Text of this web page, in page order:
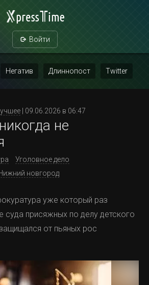
Войти
Негатив Длиннопост Twitter
| 09.06.2026 в 06:47
не
Уголовное дело
новгород
уже который раз
суда присяжных по делу детского
от пьяных рос